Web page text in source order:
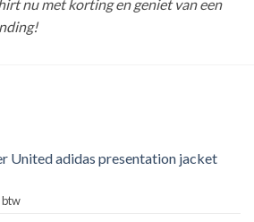
nu met korting en geniet van een
United adidas presentation jacket
btw